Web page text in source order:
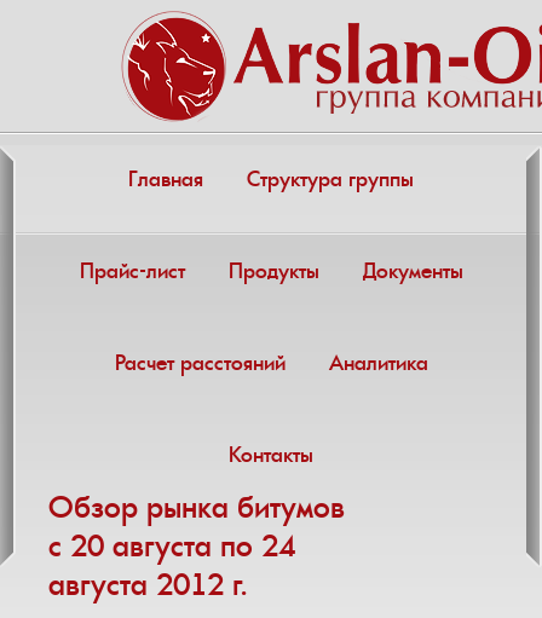
Главная Структура группы
Прайс-лист Продукты Документы
Расчет расстояний Аналитика
Контакты
Обзор рынка битумов
с 20 августа по 24
августа 2012 г.